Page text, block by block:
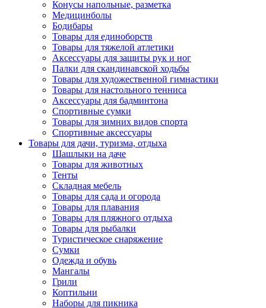
Конусы напольные, разметка
Медицинболы
Бодибары
Товары для единоборств
Товары для тяжелой атлетики
Аксессуары для защиты рук и ног
Палки для скандинавской ходьбы
Товары для художественной гимнастики
Товары для настольного тенниса
Аксессуары для бадминтона
Спортивные сумки
Товары для зимних видов спорта
Спортивные аксессуары
Товары для дачи, туризма, отдыха
Шашлыки на даче
Товары для животных
Тенты
Складная мебель
Товары для сада и огорода
Товары для плавания
Товары для пляжного отдыха
Товары для рыбалки
Туристическое снаряжение
Сумки
Одежда и обувь
Мангалы
Грили
Коптильни
Наборы для пикника